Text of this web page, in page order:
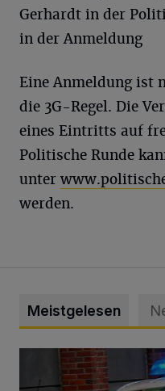
Gerhardt in der
in der Anmeldung
Eine Anmeldung ist
die 3G-Regel. Die
eines Eintritts auf
Politische Runde
unter
werden.
Meistgelesen
Mann beschädigt Autos